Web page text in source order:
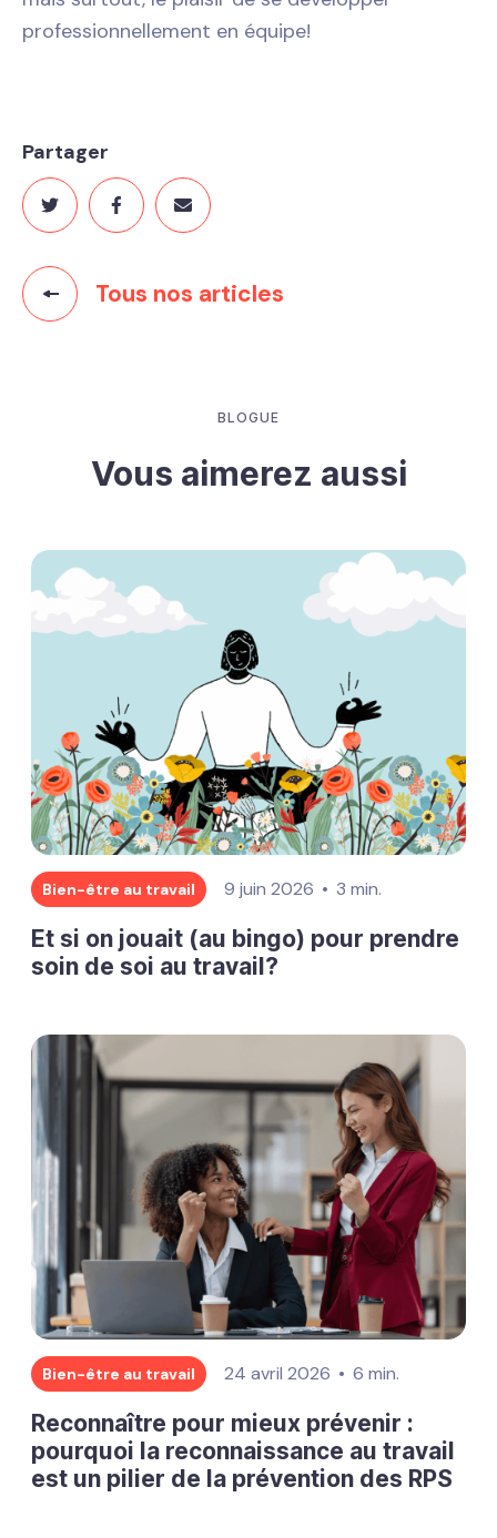
professionnellement en équipe!
Tous nos articles
Partager
BLOGUE
Vous aimerez aussi
Bien-être au travail 9 juin 2026 3 min.
Et si on jouait (au bingo) pour prendre
soin de soi au travail?
Bien-être au travail 24 avril 2026 6 min.
Reconnaître pour mieux prévenir :
pourquoi la reconnaissance au travail
est un pilier de la prévention des RPS